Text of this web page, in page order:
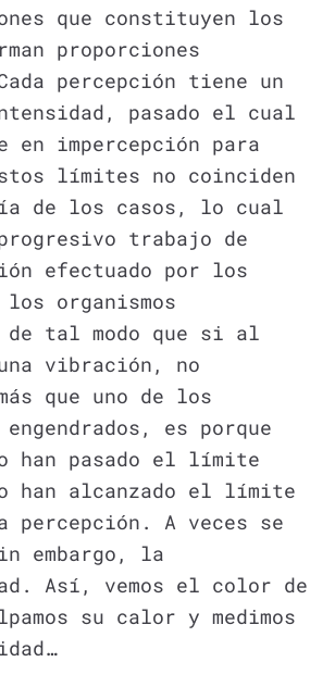
que constituyen los
proporciones
percepción tiene un
pasado el cual
en impercepción para
límites no coinciden
de los casos, lo cual
trabajo de
efectuado por los
organismos
de tal modo que si al
vibración, no
que uno de los
engendrados, es porque
han pasado el límite
han alcanzado el límite
percepción. A veces se
embargo, la
Así, vemos el color de
su calor y medimos